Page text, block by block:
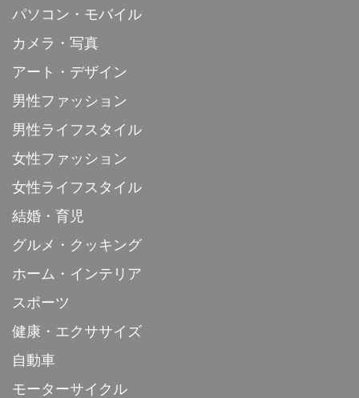
パソコン・モバイル
カメラ・写真
アート・デザイン
男性ファッション
男性ライフスタイル
女性ファッション
女性ライフスタイル
結婚・育児
グルメ・クッキング
ホーム・インテリア
スポーツ
健康・エクササイズ
自動車
モーターサイクル